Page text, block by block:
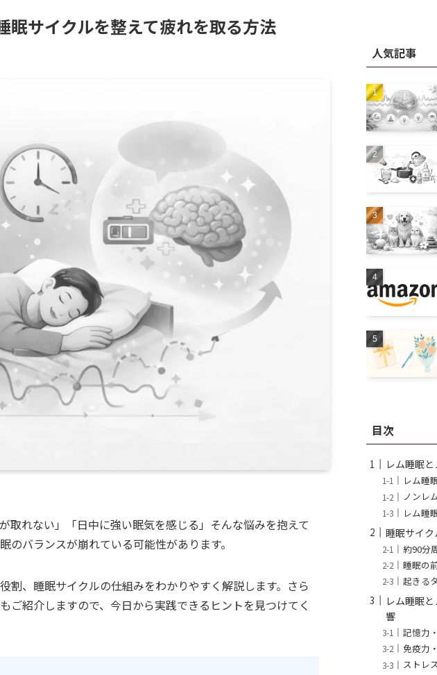
眠サイクルを整えて疲れを取る方法
取れない」「日中に強い眠気を感じる」そんな悩みを抱えて
バランスが崩れている可能性があります。
割、睡眠サイクルの仕組みをわかりやすく解説します。さら
ご紹介しますので、今日から実践できるヒントを見つけてく
人気記事
目次
レム睡眠
レム睡
ノンレ
レム睡
睡眠サイ
約90分
睡眠の
起きる
レム睡眠
響
記憶力
免疫力
ストレ